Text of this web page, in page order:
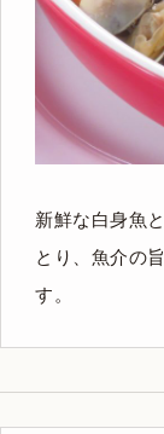
新鮮な白身魚
とり、魚介の
す。